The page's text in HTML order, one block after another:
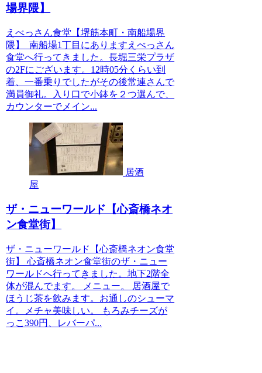
場界隈】
えべっさん食堂【堺筋本町・南船場界
隈】 南船場1丁目にありますえべっさん
食堂へ行ってきました。長堀三栄プラザ
の2Fにございます。12時05分くらい到
着、一番乗りでしたがその後常連さんで
満員御礼。入り口で小鉢を２つ選んで、
カウンターでメイン...
居酒
屋
ザ・ニューワールド【心斎橋ネオ
ン食堂街】
ザ・ニューワールド【心斎橋ネオン食堂
街】 心斎橋ネオン食堂街のザ・ニュー
ワールドへ行ってきました。地下2階全
体が混んでます。 メニュー。 居酒屋で
ほうじ茶を飲みます。お通しのシューマ
イ。メチャ美味しい。 もろみチーズが
っこ390円、レバーパ...